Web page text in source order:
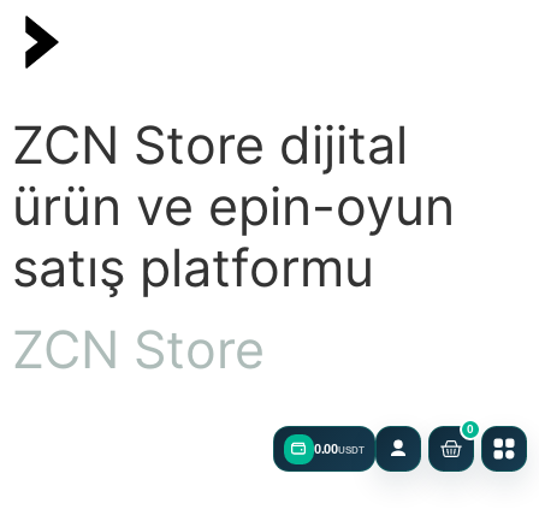
ZCN Store dijital
ürün ve epin-oyun
satış platformu
ZCN Store
0.00USDT
0